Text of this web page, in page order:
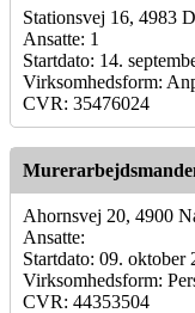
Stationsvej 16, 4983
Ansatte: 1
Startdato: 14.
Virksomhedsform:
CVR: 35476024
Ahornsvej 20, 4900
Ansatte:
Startdato: 09. oktober
Virksomhedsform:
CVR: 44353504